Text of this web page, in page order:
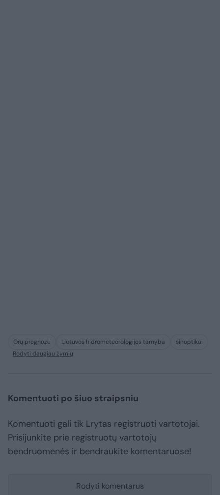
Orų prognozė Lietuvos hidrometeorologijos tarnyba
sinoptikai
Rodyti daugiau žymių
Komentuoti po šiuo straipsniu
Komentuoti gali tik Lrytas registruoti vartotojai.
Prisijunkite prie registruotų vartotojų
bendruomenės ir bendraukite komentaruose!
Rodyti komentarus